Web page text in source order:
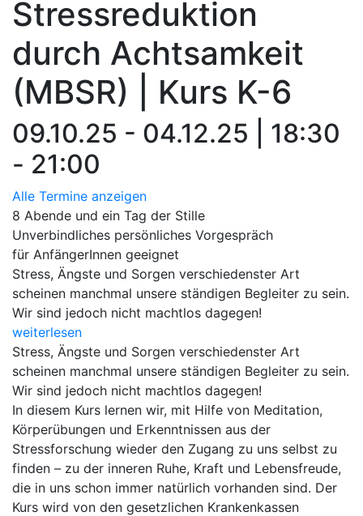
Stressreduktion
durch Achtsamkeit
(MBSR) | Kurs K-6
09.10.25 - 04.12.25 | 18:30
- 21:00
Alle Termine anzeigen
8 Abende und ein Tag der Stille
Unverbindliches persönliches Vorgespräch
für AnfängerInnen geeignet
Stress, Ängste und Sorgen verschiedenster Art
scheinen manchmal unsere ständigen Begleiter zu sein.
Wir sind jedoch nicht machtlos dagegen!
weiterlesen
Stress, Ängste und Sorgen verschiedenster Art
scheinen manchmal unsere ständigen Begleiter zu sein.
Wir sind jedoch nicht machtlos dagegen!
In diesem Kurs lernen wir, mit Hilfe von Meditation,
Körperübungen und Erkenntnissen aus der
Stressforschung wieder den Zugang zu uns selbst zu
finden – zu der inneren Ruhe, Kraft und Lebensfreude,
die in uns schon immer natürlich vorhanden sind. Der
Kurs wird von den gesetzlichen Krankenkassen